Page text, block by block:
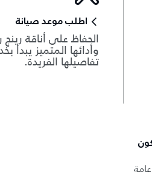
اطلب موعد صيانة
الحفاظ على أناقة رينج
وأدائها المتميز يبدأ
تفاصيلها الفريدة.